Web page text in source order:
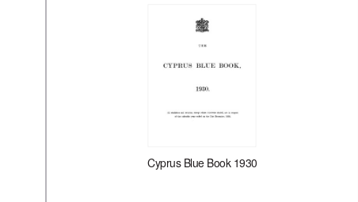
Cyprus Blue Book 1930